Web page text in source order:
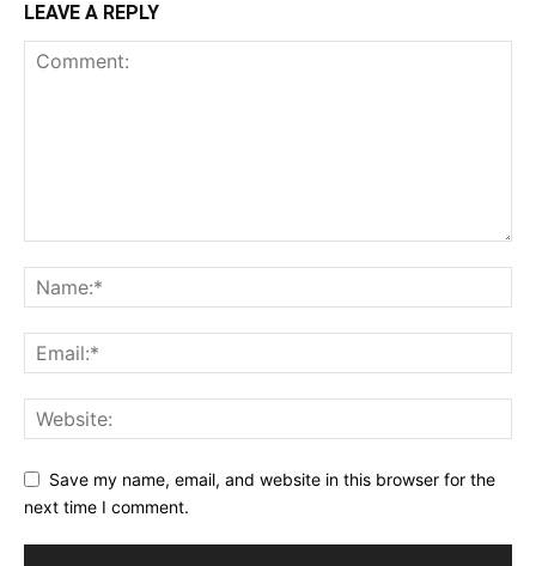
LEAVE A REPLY
Save my name, email, and website in this browser for the
next time I comment.